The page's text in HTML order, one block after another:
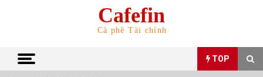
Cafefin
Cà phê Tài chính
TOP